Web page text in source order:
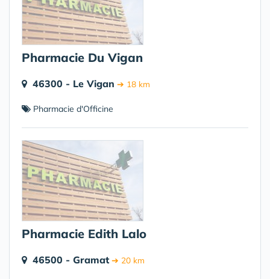
Pharmacie Du Vigan
46300 - Le Vigan ➔ 18 km
Pharmacie d'Officine
Pharmacie Edith Lalo
46500 - Gramat ➔ 20 km